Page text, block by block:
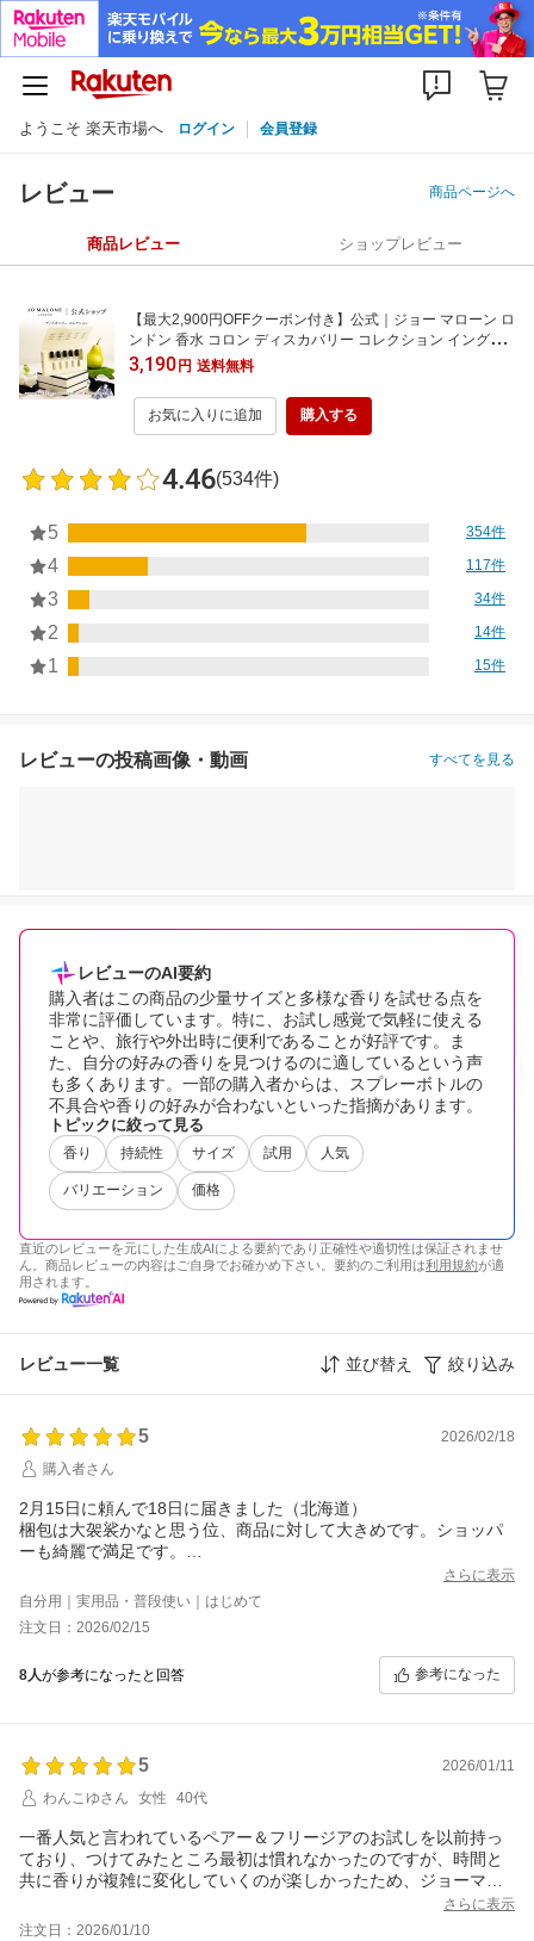
ようこそ 楽天市場へ ログイン 会員登録
レビュー 商品ページへ
商品レビュー ショップレビュー
【最大2,900円OFFクーポン付き】公式｜ジョー マローン ロ
ンドン 香水 コロン ディスカバリー コレクション イングリ
ッシュ ペアー & フリージアなど1.5mL×5｜送料無料 プレゼ
ント 贈り物 ギフト お試し セット トライアル
3,190円 送料無料
お気に入りに追加 購入する
4.46(534件)
5 354件
4 117件
3 34件
2 14件
1 15件
レビューの投稿画像・動画 すべてを見る
レビューのAI要約
購入者はこの商品の少量サイズと多様な香りを試せる点を
非常に評価しています。特に、お試し感覚で気軽に使える
ことや、旅行や外出時に便利であることが好評です。ま
た、自分の好みの香りを見つけるのに適しているという声
も多くあります。一部の購入者からは、スプレーボトルの
不具合や香りの好みが合わないといった指摘があります。
トピックに絞って見る
香り 持続性 サイズ 試用 人気
バリエーション 価格
直近のレビューを元にした生成AIによる要約であり正確性や適切性は保証されませ
ん。商品レビューの内容はご自身でお確かめ下さい。要約のご利用は利用規約が適
用されます。
レビュー一覧 並び替え 絞り込み
5
2026/02/18
購入者さん
2月15日に頼んで18日に届きました（北海道）
梱包は大袈裟かなと思う位、商品に対して大きめです。ショッパ
ーも綺麗で満足です。
やはり小さいスプレーなので霧状にはならないボトルもありま
す。
店頭でお試しはしたけど、どれがどれなのかわからなくなり買っ
てよかった。
全種一周したら、香りについてもレビューします。
季節や場面で使い分けようかな。
特にブラックベリーベイがお気に入りで女性っぽく爽やかに甘く
香る中に落ち着きを感じて好き。次にワイルドブルーベル。とて
も爽やかで中性的、でも香りが飛ぶのが早い気がした。ウッドセ
ージシーソルト目当てで購入しましたが比べると本当に若干男性
的かな？と感じました。他2つは若々しい女性の香り。嫌いじゃな
い！
さらに表示
自分用｜実用品・普段使い｜はじめて
注文日：2026/02/15
8人が参考になったと回答 参考になった
5
2026/01/11
わんこゆさん
女性 40代
一番人気と言われているペアー＆フリージアのお試しを以前持っ
ており、つけてみたところ最初は慣れなかったのですが、時間と
共に香りが複雑に変化していくのが楽しかったため、ジョーマロ
ピオニーとブラックベリーはかわいらしい香りでした、ウッドセ
さらに表示
注文日：2026/01/10